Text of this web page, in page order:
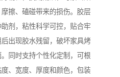
擦、磕碰带来的损伤。胶层
剂，粘性科学可控，贴合牢
出现胶水残留，破坏家具烤
同时支持个性化定制，可根
、宽度、厚度和颜色，包装